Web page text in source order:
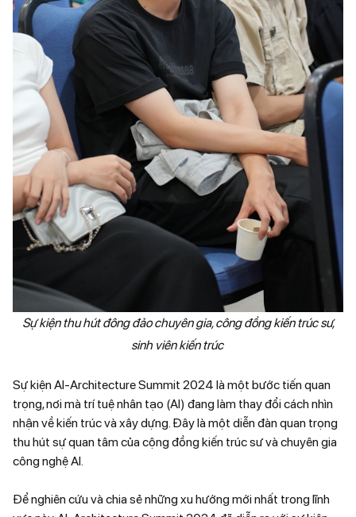
Sự kiện thu hút đông đảo chuyên gia, công đồng kiến trúc sư,
sinh viên kiến trúc
Sự kiện AI-Architecture Summit 2024 là một bước tiến quan
trọng, nơi mà trí tuệ nhân tạo (AI) đang làm thay đổi cách nhìn
nhận về kiến trúc và xây dựng. Đây là một diễn đàn quan trọng
thu hút sự quan tâm của cộng đồng kiến trúc sư và chuyên gia
công nghệ AI.
Để nghiên cứu và chia sẻ những xu hướng mới nhất trong lĩnh